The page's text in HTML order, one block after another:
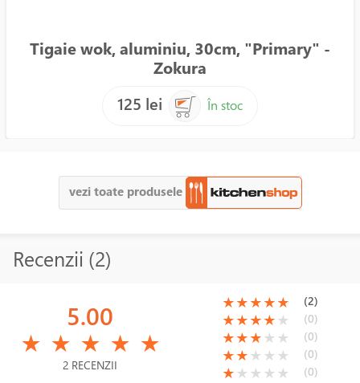
Tigaie wok, aluminiu, 30cm, "Primary" -
Zokura
125 lei
În stoc
vezi toate produsele
Recenzii (2)
5.00
★ ★ ★ ★ ★
2 RECENZII
(*)
★(*)
★(*)
★(*)
★(*)
★ (2)
(*)
★(*)
★(*)
★(*)
★( )
★ (0)
(*)
★(*)
★(*)
★( )
★ ( )
★ (0)
(*)
★(*)
★( )
★ ( )
★ ( )
★ (0)
(*)
★( )
★ ( )
★ ( )
★ ( )
★ (0)